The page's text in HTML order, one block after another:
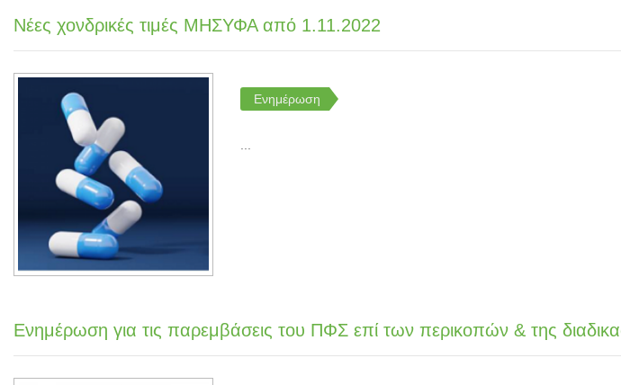
Νέες χονδρικές τιμές ΜΗΣΥΦΑ από 1.11.2022
Ενημέρωση
Ενημέρωση για τις παρεμβάσεις του ΠΦΣ επί των περικοπών & της